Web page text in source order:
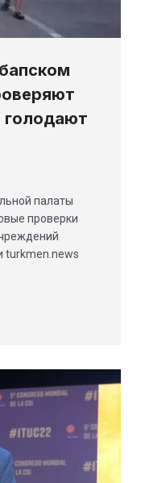
голодают
палаты
проверки
turkmen.news